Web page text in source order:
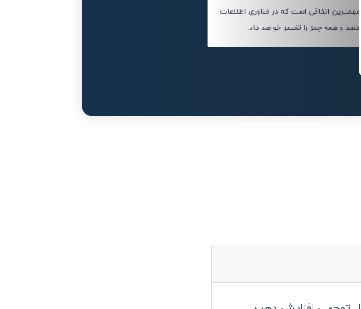
اتفاقی است که در فناوری اطلاعات
و همه چیز را تغییر خواهد داد.